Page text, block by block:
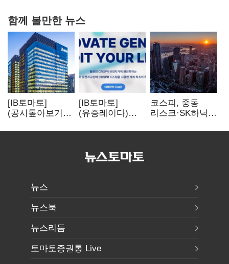
함께 볼만한 뉴스
[IB토마토]
(공시톺아보기)
바로 매출로
[IB토마토]
(유증레이다)
3분의 1 토막…
비용부터 챙긴다
코스피, 중동
리스크·SK하닉
뒷걸음
뉴스
뉴스북
뉴스리듬
토마토증권통 Live